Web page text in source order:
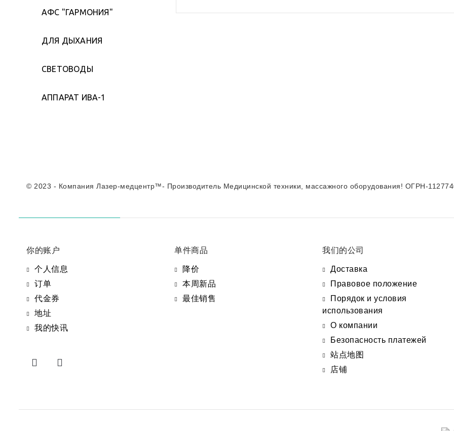
АФС "ГАРМОНИЯ"
ДЛЯ ДЫХАНИЯ
СВЕТОВОДЫ
АППАРАТ ИВА-1
© 2023 - Компания Лазер-медцентр™- Производитель Медицинской техники, массажного оборудования! ОГРН-
你的账户
个人信息
订单
代金券
地址
我的快讯
单件商品
降价
本周新品
最佳销售
我们的公司
Доставка
Правовое положение
Порядок и условия
использования
О компании
Безопасность платежей
站点地图
店铺